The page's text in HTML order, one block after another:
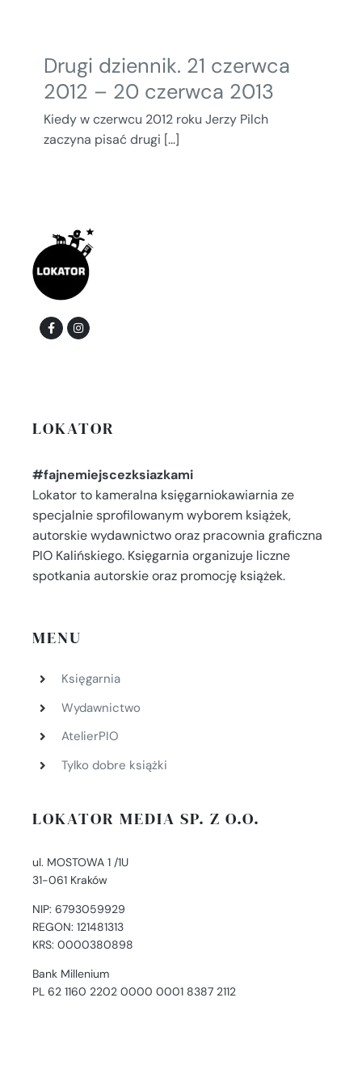
Drugi dziennik. 21 czerwca
2012 – 20 czerwca 2013
Kiedy w czerwcu 2012 roku Jerzy Pilch
zaczyna pisać drugi [...]
LOKATOR
#fajnemiejscezksiazkami
Lokator to kameralna księgarniokawiarnia ze
specjalnie sprofilowanym wyborem książek,
autorskie wydawnictwo oraz pracownia graficzna
PIO Kalińskiego. Księgarnia organizuje liczne
spotkania autorskie oraz promocję książek.
MENU
Księgarnia
Wydawnictwo
AtelierPIO
Tylko dobre książki
LOKATOR MEDIA SP. Z O.O.
ul. MOSTOWA 1 /1U
31-061 Kraków
NIP: 6793059929
REGON: 121481313
KRS: 0000380898
Bank Millenium
PL 62 1160 2202 0000 0001 8387 2112